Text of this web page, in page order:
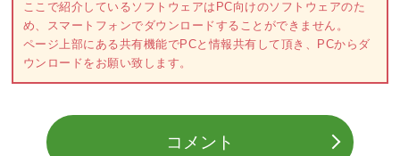
ここで紹介しているソフトウェアはPC向けのソフトウェアのた
め、スマートフォンでダウンロードすることができません。
ページ上部にある共有機能でPCと情報共有して頂き、PCからダ
ウンロードをお願い致します。
コメント